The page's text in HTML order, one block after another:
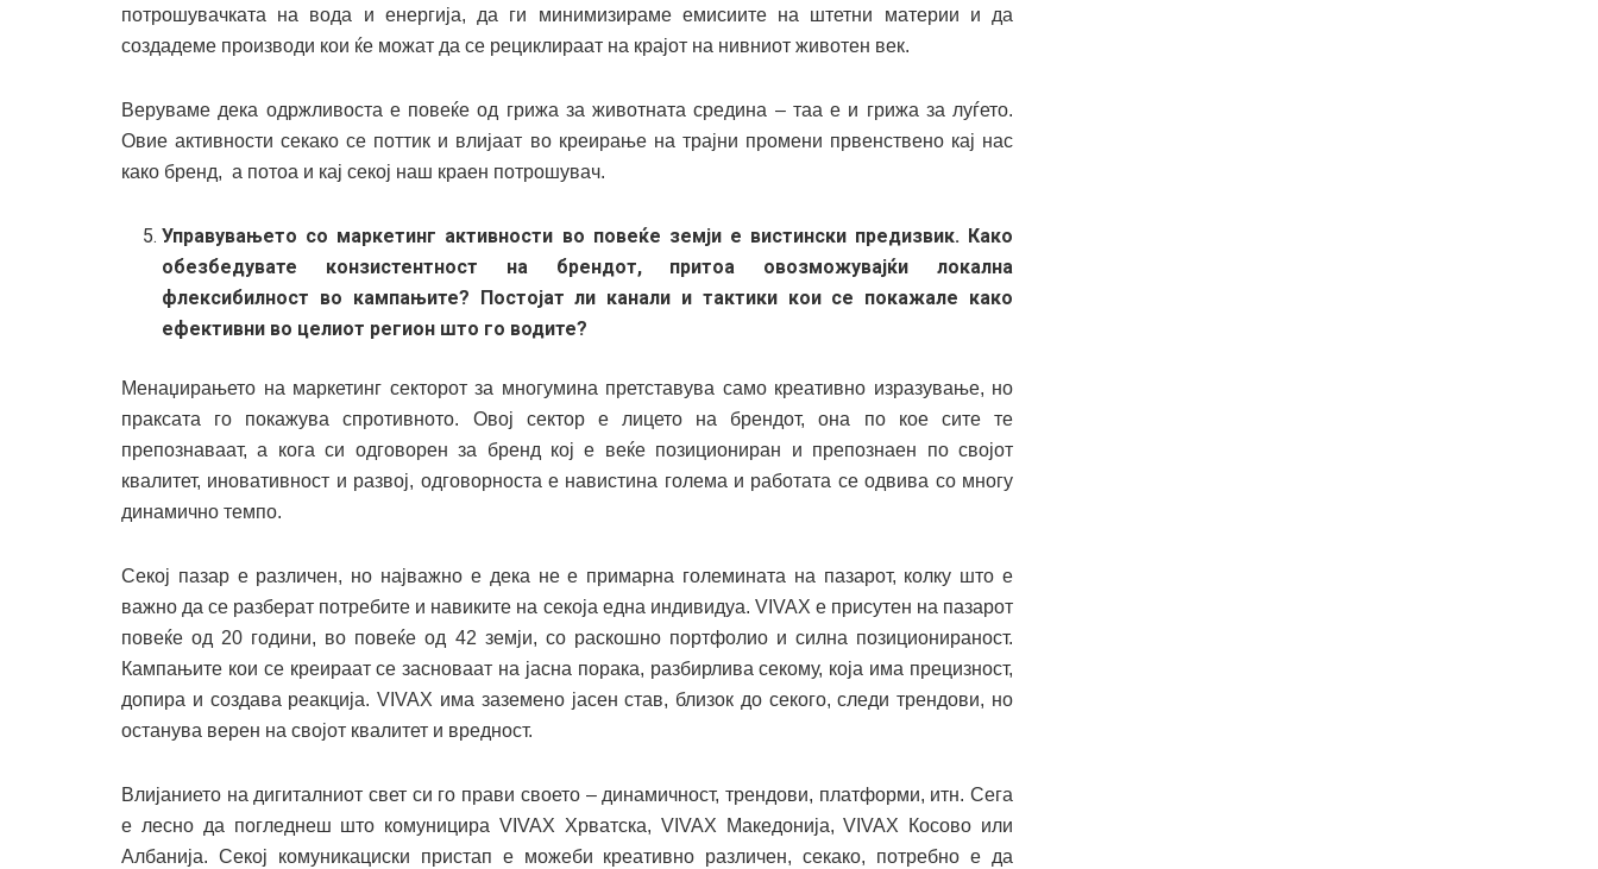
потрошувачката на вода и енергија, да ги минимизираме емисиите на штетни материи и да
создадеме производи кои ќе можат да се рециклираат на крајот на нивниот животен век.
Веруваме дека одржливоста е повеќе од грижа за животната средина – таа е и грижа за луѓето.
Овие активности секако се поттик и влијаат во креирање на трајни промени првенствено кај нас
како бренд, а потоа и кај секој наш краен потрошувач.
Управувањето со маркетинг активности во повеќе земји е вистински предизвик. Како
обезбедувате конзистентност на брендот, притоа овозможувајќи локална
флексибилност во кампањите? Постојат ли канали и тактики кои се покажале како
ефективни во целиот регион што го водите?
Менаџирањето на маркетинг секторот за многумина претставува само креативно изразување, но
праксата го покажува спротивното. Овој сектор е лицето на брендот, она по кое сите те
препознаваат, а кога си одговорен за бренд кој е веќе позициониран и препознаен по својот
квалитет, иновативност и развој, одговорноста е навистина голема и работата се одвива со многу
динамично темпо.
Секој пазар е различен, но најважно е дека не е примарна големината на пазарот, колку што е
важно да се разберат потребите и навиките на секоја една индивидуа. VIVAX е присутен на пазарот
повеќе од 20 години, во повеќе од 42 земји, со раскошно портфолио и силна позиционираност.
Кампањите кои се креираат се засноваат на јасна порака, разбирлива секому, која има прецизност,
допира и создава реакција. VIVAX има заземено јасен став, близок до секого, следи трендови, но
останува верен на својот квалитет и вредност.
Влијанието на дигиталниот свет си го прави своето – динамичност, трендови, платформи, итн. Сега
е лесно да погледнеш што комуницира VIVAX Хрватска, VIVAX Македонија, VIVAX Косово или
Албанија. Секој комуникациски пристап е можеби креативно различен, секако, потребно е да